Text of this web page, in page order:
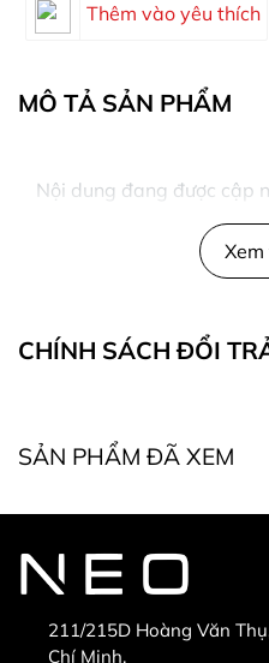
Thêm vào yêu thích
MÔ TẢ SẢN PHẨM
Nội dung đang được cập
CHÍNH SÁCH ĐỔI
* Điều kiện bắt buộc khi
SẢN PHẨM ĐÃ XEM
211/215D Hoàng Văn
Chí Minh,